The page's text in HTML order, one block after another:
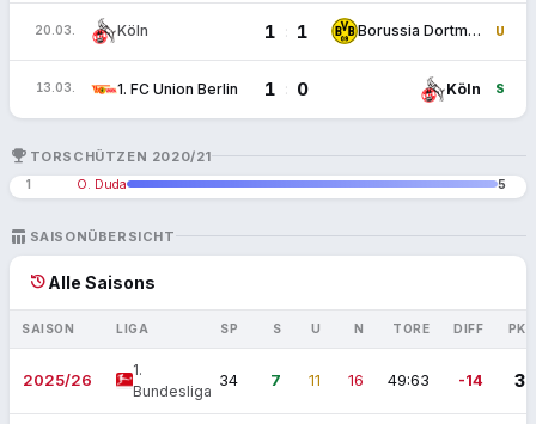
20.03. Köln 1 : 1 Borussia Dortmund U
13.03. 1. FC Union Berlin 1 : 0 Köln S
EMOJI_EVENTS TORSCHÜTZEN 2020/21
1 O. Duda 5
TABLE_CHART SAISONÜBERSICHT
historyAlle Saisons
SAISON LIGA SP S U N TORE DIFF PKT
2025/26
1.
Bundesliga
34 7 11 16 49:63 -14 32